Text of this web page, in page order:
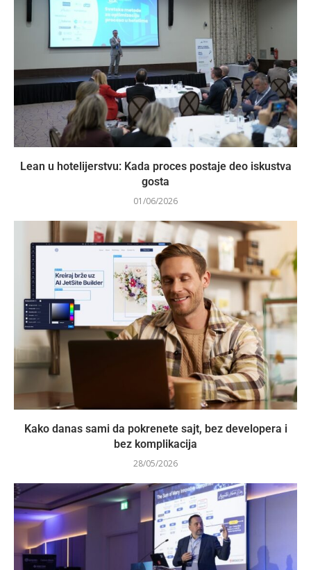
Lean u hotelijerstvu: Kada proces postaje deo iskustva
gosta
01/06/2026
Kako danas sami da pokrenete sajt, bez developera i
bez komplikacija
28/05/2026